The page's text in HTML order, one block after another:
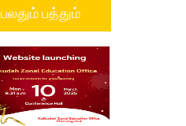
பலதும் பத்தும்